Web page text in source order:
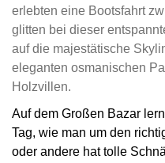
erlebten eine Bootsfahrt
glitten bei dieser
auf die majestätische
eleganten osmanischen
Holzvillen.
Auf dem Großen Bazar
Tag, wie man um den
oder andere hat tolle